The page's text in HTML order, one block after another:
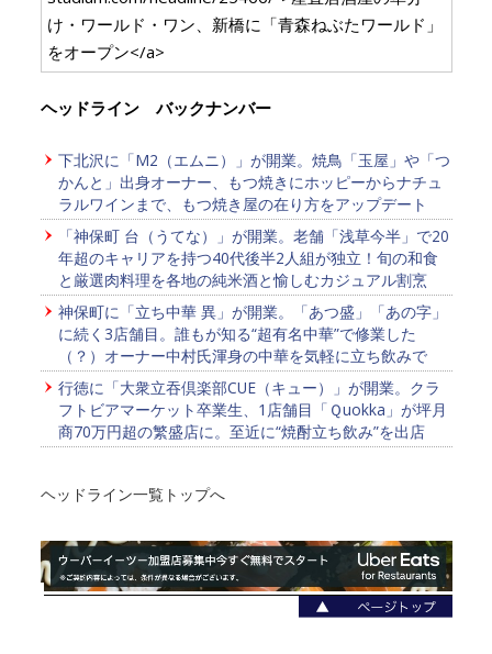
け・ワールド・ワン、新橋に「青森ねぶたワールド」
をオープン</a>
ヘッドライン バックナンバー
下北沢に「M2（エムニ）」が開業。焼鳥「玉屋」や「つ
かんと」出身オーナー、もつ焼きにホッピーからナチュ
ラルワインまで、もつ焼き屋の在り方をアップデート
「神保町 台（うてな）」が開業。老舗「浅草今半」で20
年超のキャリアを持つ40代後半2人組が独立！旬の和食
と厳選肉料理を各地の純米酒と愉しむカジュアル割烹
神保町に「立ち中華 異」が開業。「あつ盛」「あの字」
に続く3店舗目。誰もが知る“超有名中華”で修業した
（？）オーナー中村氏渾身の中華を気軽に立ち飲みで
行徳に「大衆立吞倶楽部CUE（キュー）」が開業。クラ
フトビアマーケット卒業生、1店舗目「Ｑuokka」が坪月
商70万円超の繁盛店に。至近に“焼酎立ち飲み”を出店
ヘッドライン一覧トップへ